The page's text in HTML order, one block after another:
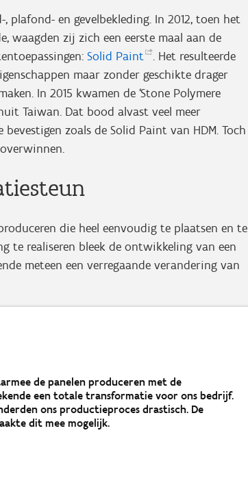
plafond- en gevelbekleding. In 2012, toen het
waagden zij zich een eerste maal aan de
Solid Paint
. Het resulteerde
maar zonder geschikte drager
In 2015 kwamen de ‘Stone Polymere
Taiwan. Dat bood alvast veel meer
zoals de Solid Paint van HDM. Toch
die heel eenvoudig te plaatsen en te
te realiseren bleek de ontwikkeling van een
meteen een verregaande verandering van
de panelen produceren met de
een totale transformatie voor ons bedrijf.
ons productieproces drastisch. De
dit mee mogelijk.